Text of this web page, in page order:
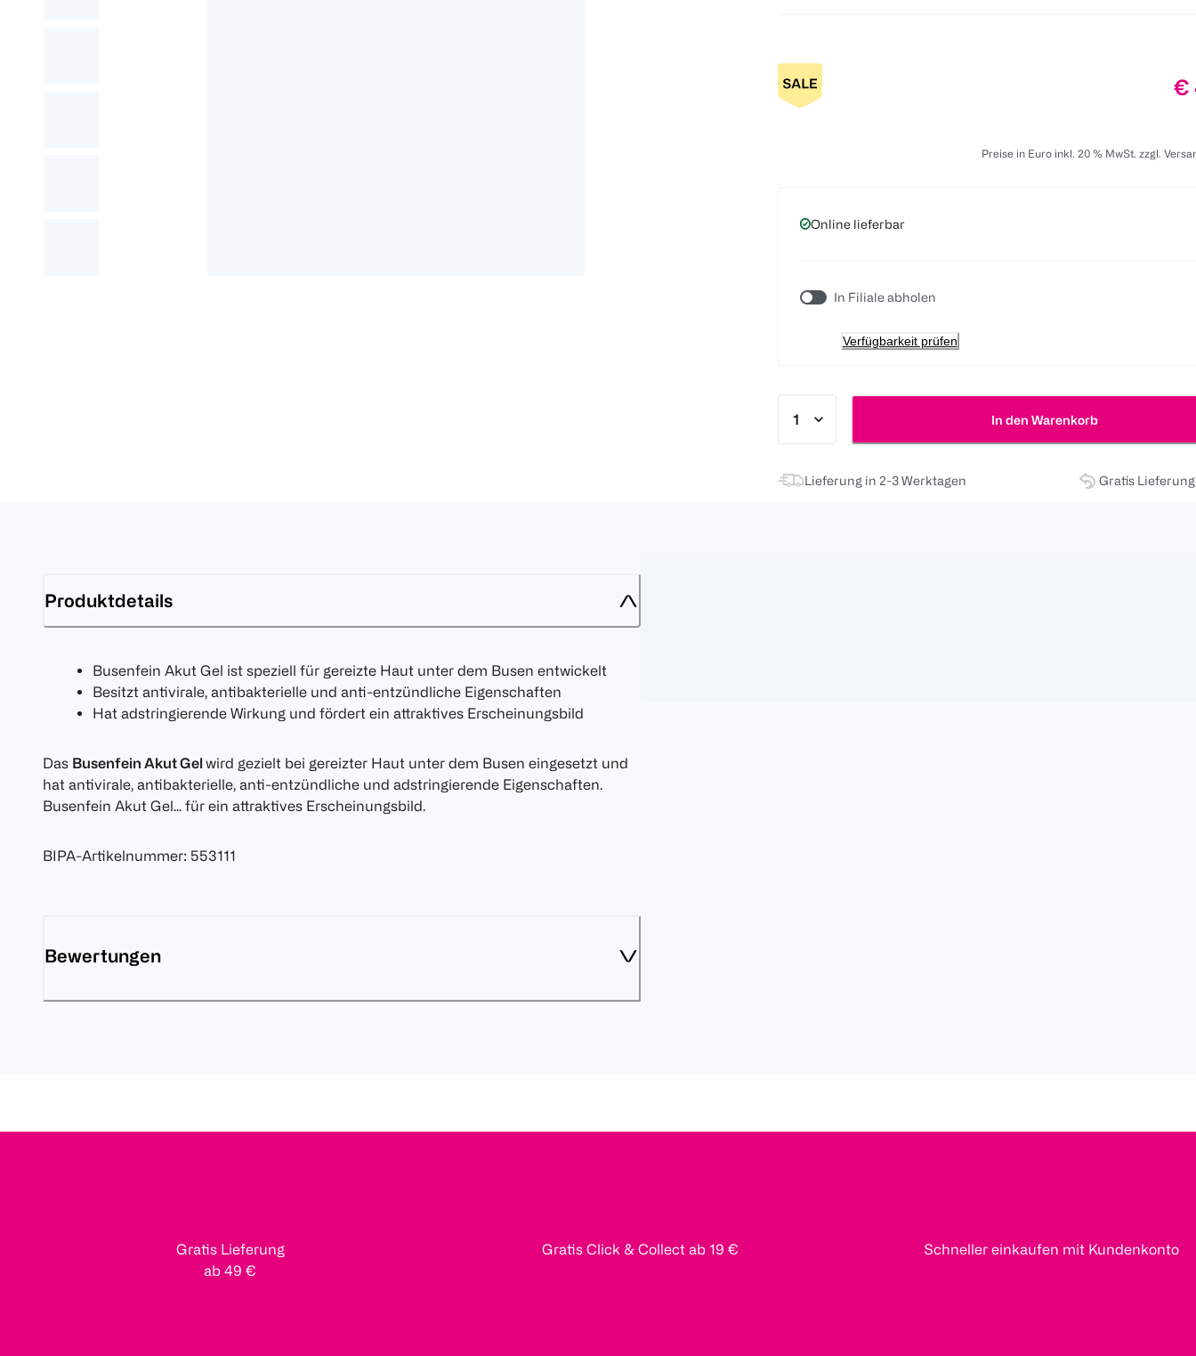
€
Preise in Euro inkl. 20 % MwSt. zzgl.
Online lieferbar
In Filiale abholen
Verfügbarkeit prüfen
In den Warenkorb
Lieferung in 2-3 Werktagen Gratis
Produktdetails
Busenfein Akut Gel ist speziell für gereizte Haut unter dem Busen entwickelt
Besitzt antivirale, antibakterielle und anti-entzündliche Eigenschaften
Hat adstringierende Wirkung und fördert ein attraktives Erscheinungsbild
Das Busenfein Akut Gel wird gezielt bei gereizter Haut unter dem Busen eingesetzt und
hat antivirale, antibakterielle, anti-entzündliche und adstringierende Eigenschaften.
Busenfein Akut Gel... für ein attraktives Erscheinungsbild.
BIPA-Artikelnummer: 553111
Bewertungen
Gratis Lieferung
ab 49 €
Gratis Click & Collect ab 19 € Schneller einkaufen mit Kundenkonto